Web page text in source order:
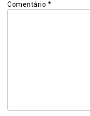
Comentário *